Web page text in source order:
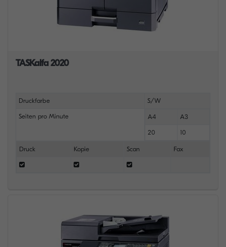
TASKalfa 2020
Druckfarbe S/W
Seiten pro Minute A4 A3
20 10
Druck Kopie Scan Fax